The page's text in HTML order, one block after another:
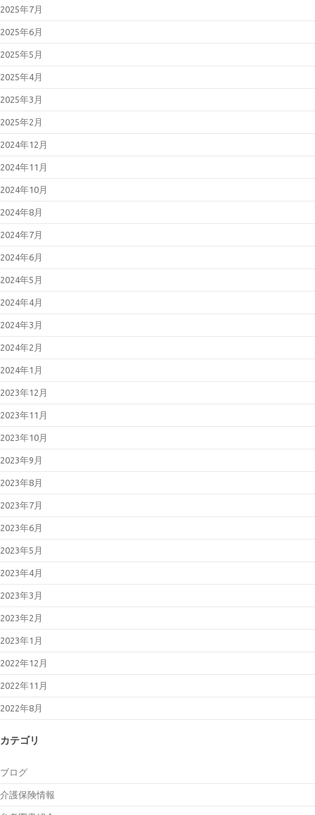
2025年7月
2025年6月
2025年5月
2025年4月
2025年3月
2025年2月
2024年12月
2024年11月
2024年10月
2024年8月
2024年7月
2024年6月
2024年5月
2024年4月
2024年3月
2024年2月
2024年1月
2023年12月
2023年11月
2023年10月
2023年9月
2023年8月
2023年7月
2023年6月
2023年5月
2023年4月
2023年3月
2023年2月
2023年1月
2022年12月
2022年11月
2022年8月
カテゴリ
ブログ
介護保険情報